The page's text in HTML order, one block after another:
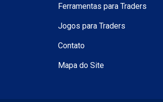
Ferramentas para Traders
Jogos para Traders
Contato
Mapa do Site